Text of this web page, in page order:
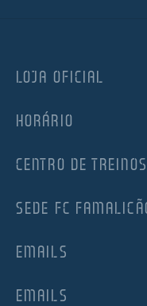
LOJA OFICIAL
HORÁRIO
CENTRO DE TREINOS
SEDE FC
EMAILS
EMAILS